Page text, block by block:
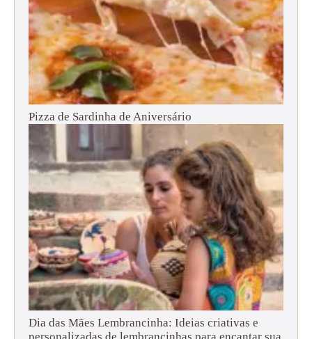
Pizza de Sardinha de Aniversário
Dia das Mães Lembrancinha: Ideias criativas e
personalizadas de lembrancinhas para encantar sua